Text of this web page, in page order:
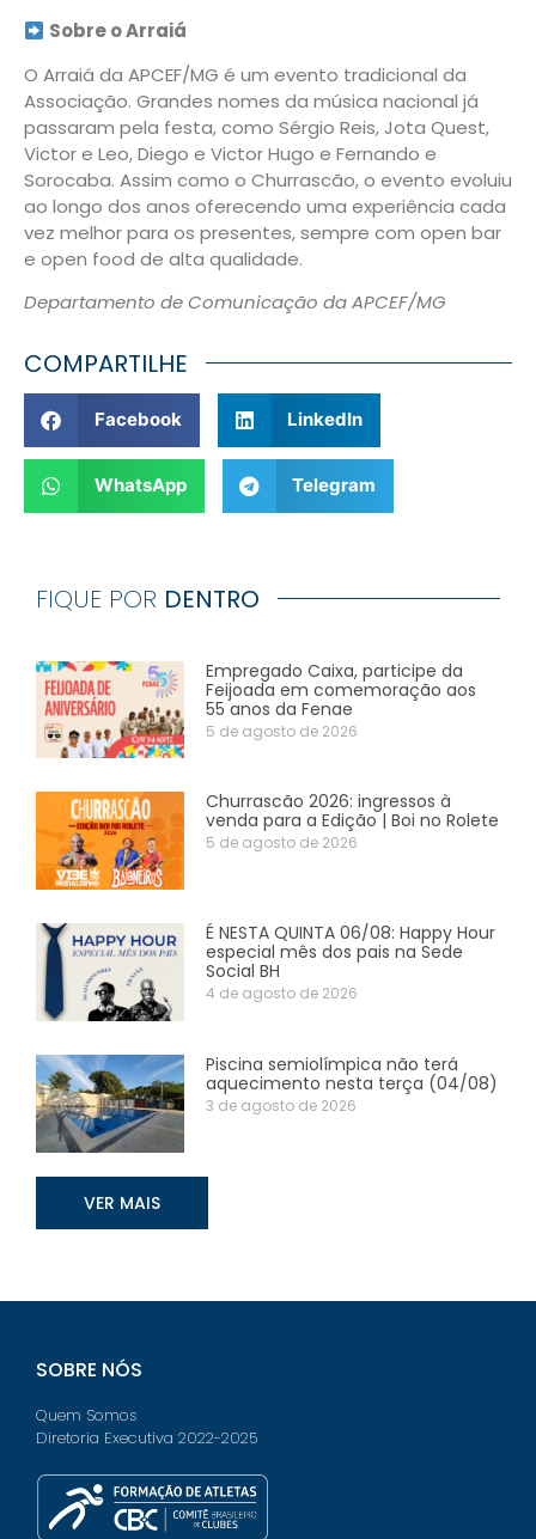
Sobre o Arraiá
O Arraiá da APCEF/MG é um evento tradicional da
Associação. Grandes nomes da música nacional já
passaram pela festa, como Sérgio Reis, Jota Quest,
Victor e Leo, Diego e Victor Hugo e Fernando e
Sorocaba. Assim como o Churrascão, o evento evoluiu
ao longo dos anos oferecendo uma experiência cada
vez melhor para os presentes, sempre com open bar
e open food de alta qualidade.
Departamento de Comunicação da APCEF/MG
COMPARTILHE
Facebook LinkedIn
WhatsApp Telegram
FIQUE POR DENTRO
Empregado Caixa, participe da
Feijoada em comemoração aos
55 anos da Fenae
5 de agosto de 2026
Churrascão 2026: ingressos à
venda para a Edição | Boi no Rolete
5 de agosto de 2026
É NESTA QUINTA 06/08: Happy Hour
especial mês dos pais na Sede
Social BH
4 de agosto de 2026
Piscina semiolímpica não terá
aquecimento nesta terça (04/08)
3 de agosto de 2026
VER MAIS
SOBRE NÓS
Quem Somos
Diretoria Executiva 2022-2025